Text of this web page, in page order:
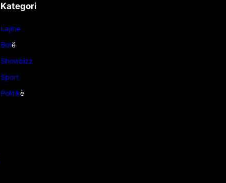
Kategori
Lajme
Botë
Showbizz
Sport
Politikë